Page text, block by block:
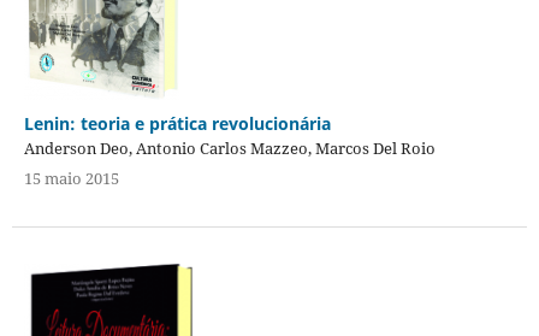
Lenin: teoria e prática revolucionária
Anderson Deo, Antonio Carlos Mazzeo, Marcos Del Roio
15 maio 2015